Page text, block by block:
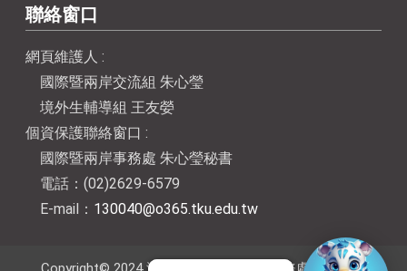
聯絡窗口
網頁維護人 :
國際暨兩岸交流組 朱心瑩
境外生輔導組 王友嫈
個資保護聯絡窗口 :
國際暨兩岸事務處 朱心瑩秘書
電話：(02)2629-6579
E-mail： 130040@o365.tku.edu.tw